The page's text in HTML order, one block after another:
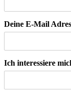
Deine E-Mail
Ich interessiere